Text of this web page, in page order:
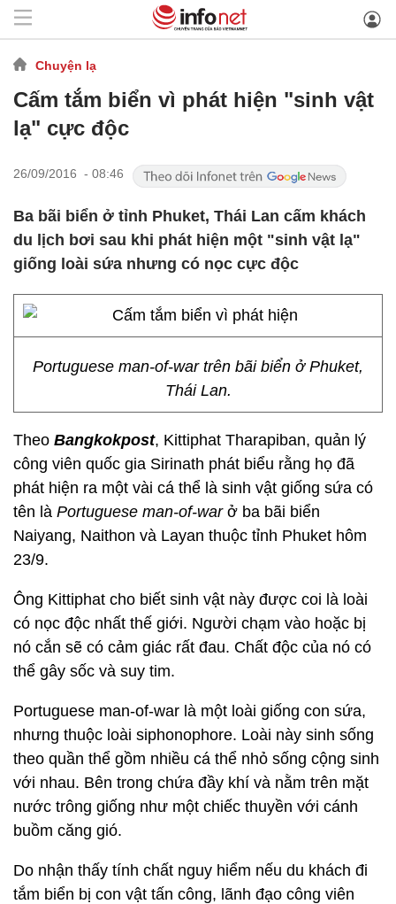
Chuyện lạ
Cấm tắm biển vì phát hiện "sinh vật
lạ" cực độc
26/09/2016 - 08:46
Ba bãi biển ở tỉnh Phuket, Thái Lan cấm khách
du lịch bơi sau khi phát hiện một "sinh vật lạ"
giống loài sứa nhưng có nọc cực độc
Portuguese man-of-war trên bãi biển ở Phuket,
Thái Lan.
Theo Bangkokpost, Kittiphat Tharapiban, quản lý
công viên quốc gia Sirinath phát biểu rằng họ đã
phát hiện ra một vài cá thể là sinh vật giống sứa có
tên là Portuguese man-of-warở ba bãi biển
Naiyang, Naithon và Layan thuộc tỉnh Phuket hôm
23/9.
Ông Kittiphat cho biết sinh vật này được coi là loài
có nọc độc nhất thế giới. Người chạm vào hoặc bị
nó cắn sẽ có cảm giác rất đau. Chất độc của nó có
thể gây sốc và suy tim.
Portuguese man-of-war là một loài giống con sứa,
nhưng thuộc loài siphonophore. Loài này sinh sống
theo quần thể gồm nhiều cá thể nhỏ sống cộng sinh
với nhau. Bên trong chứa đầy khí và nằm trên mặt
nước trông giống như một chiếc thuyền với cánh
buồm căng gió.
Do nhận thấy tính chất nguy hiểm nếu du khách đi
tắm biển bị con vật tấn công, lãnh đạo công viên